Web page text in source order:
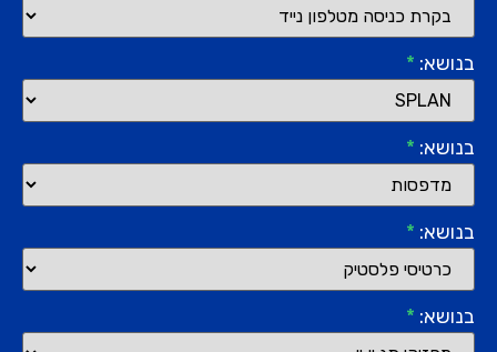
בנושא: *
בנושא: *
בנושא: *
בנושא: *